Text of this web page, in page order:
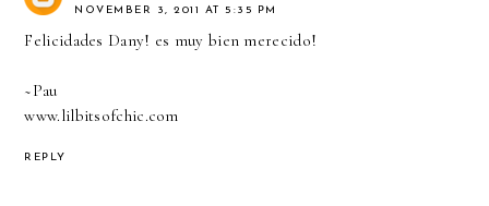
NOVEMBER 3, 2011 AT 5:35 PM
Felicidades Dany! es muy bien merecido!
~Pau
www.lilbitsofchic.com
REPLY